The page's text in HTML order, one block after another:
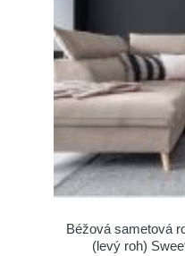
Béžová sametová
(levý roh)